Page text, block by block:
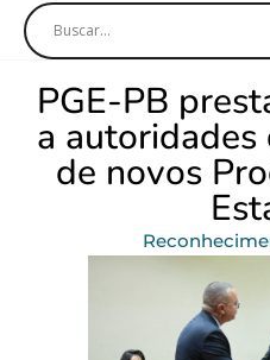
PGE-PB
a
de novos